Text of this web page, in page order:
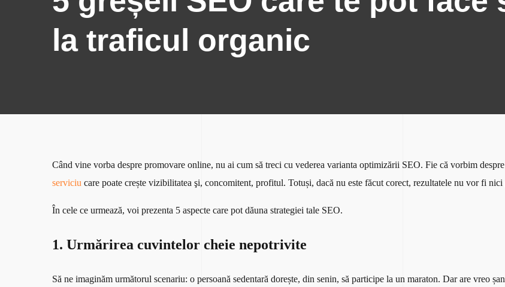
la traficul organic
Când vine vorba despre promovare online, nu ai cum să treci cu vederea varianta optimizării SEO. Fie că vorbim
serviciu care poate crește vizibilitatea şi, concomitent, profitul. Totuși, dacă nu este făcut corect, rezultatele nu vor fi nici
În cele ce urmează, voi prezenta 5 aspecte care pot dăuna strategiei tale SEO.
1. Urmărirea cuvintelor cheie nepotrivite
Să ne imaginăm următorul scenariu: o persoană sedentară dorește, din senin, să participe la un maraton. Dar are vreo